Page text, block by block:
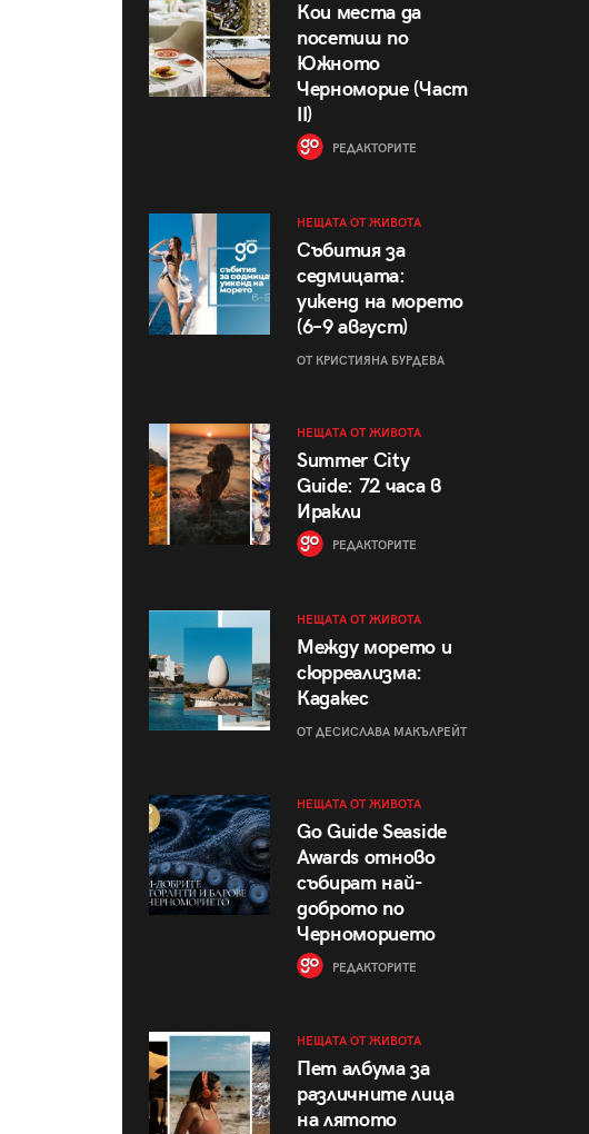
Кои места да
посетиш по
Южното
Черноморие (Част
II)
РЕДАКТОРИТЕ
НЕЩАТА ОТ ЖИВОТА
Събития за
седмицата:
уикенд на морето
(6–9 август)
ОТ КРИСТИЯНА БУРДЕВА
НЕЩАТА ОТ ЖИВОТА
Summer City
Guide: 72 часа в
Иракли
РЕДАКТОРИТЕ
НЕЩАТА ОТ ЖИВОТА
Между морето и
сюрреализма:
Кадакес
ОТ ДЕСИСЛАВА МАКЪЛРЕЙТ
НЕЩАТА ОТ ЖИВОТА
Go Guide Seaside
Awards отново
събират най-
доброто по
Черноморието
РЕДАКТОРИТЕ
НЕЩАТА ОТ ЖИВОТА
Пет албума за
различните лица
на лятото